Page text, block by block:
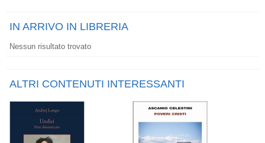
IN ARRIVO IN LIBRERIA
Nessun risultato trovato
ALTRI CONTENUTI INTERESSANTI